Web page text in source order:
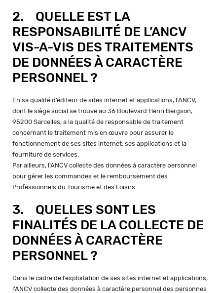
2. QUELLE EST LA
RESPONSABILITÉ DE L’ANCV
VIS-A-VIS DES TRAITEMENTS
DE DONNÉES À CARACTÈRE
PERSONNEL ?
En sa qualité d’éditeur de sites internet et applications, l’ANCV,
dont le siège social se trouve au 36 Boulevard Henri Bergson,
95200 Sarcelles, a la qualité de responsable de traitement
concernant le traitement mis en œuvre pour assurer le
fonctionnement de ses sites internet, ses applications et la
fourniture de services.
Par ailleurs, l’ANCV collecte des données à caractère personnel
pour gérer les commandes et le remboursement des
Professionnels du Tourisme et des Loisirs.
3. QUELLES SONT LES
FINALITÉS DE LA COLLECTE DE
DONNÉES À CARACTÈRE
PERSONNEL ?
Dans le cadre de l’exploitation de ses sites internet et applications,
l’ANCV collecte des données à caractère personnel des personnes